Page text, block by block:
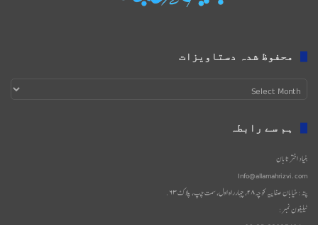
محفوظ شدہ دستاویزات
محفوظ
ہم سے رابطہ
بنیاد اختر تابان
Info@allamahrizvi.com
پتہ: خیابان صفاییه کوچه۲۸، چهار‌راه اول، سمت چپ، پلاک۶۳.
ٹیلیفون نمبر: